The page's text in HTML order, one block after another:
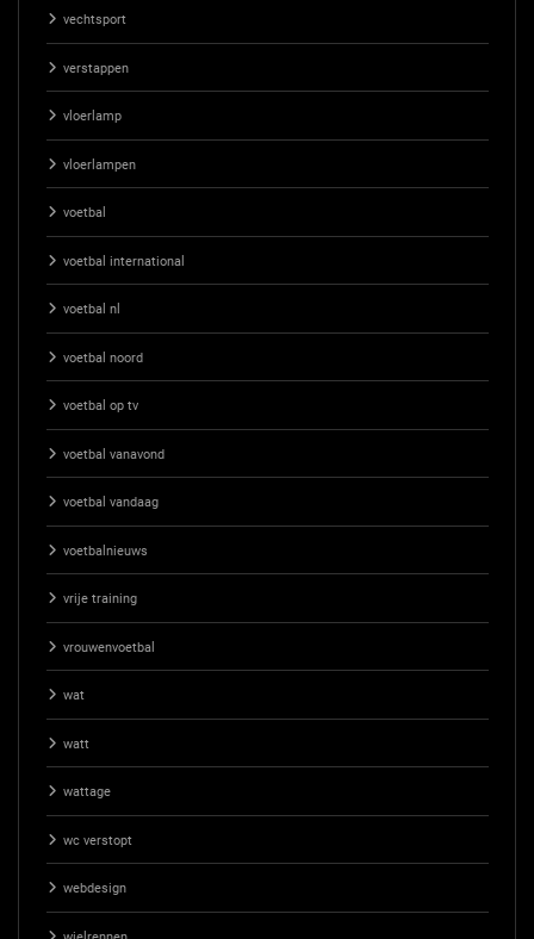
vechtsport
verstappen
vloerlamp
vloerlampen
voetbal
voetbal international
voetbal nl
voetbal noord
voetbal op tv
voetbal vanavond
voetbal vandaag
voetbalnieuws
vrije training
vrouwenvoetbal
wat
watt
wattage
wc verstopt
webdesign